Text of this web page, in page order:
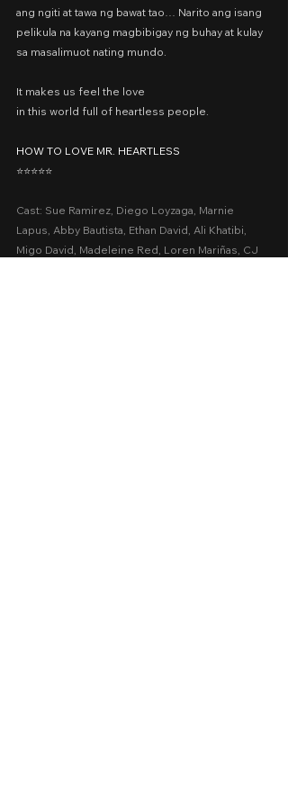
ang ngiti at tawa ng bawat tao… Narito ang isang
pelikula na kayang magbibigay ng buhay at kulay
sa masalimuot nating mundo.
It makes us feel the love
in this world full of heartless people.
HOW TO LOVE MR. HEARTLESS
⭐️⭐️⭐️⭐️⭐️
Cast: Sue Ramirez, Diego Loyzaga, Marnie
Lapus, Abby Bautista, Ethan David, Ali Khatibi,
Migo David, Madeleine Red, Loren Mariñas, CJ